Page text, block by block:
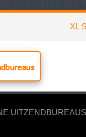
XL
UITZENDBUREAUS